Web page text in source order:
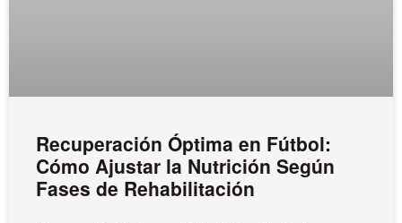
Recuperación Óptima en Fútbol:
Cómo Ajustar la Nutrición Según
Fases de Rehabilitación